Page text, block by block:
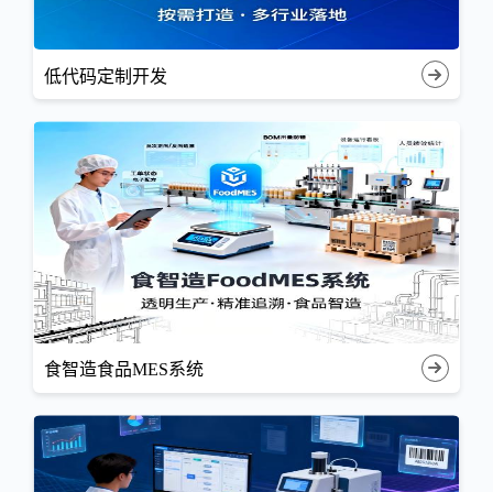
低代码定制开发
食智造食品MES系统